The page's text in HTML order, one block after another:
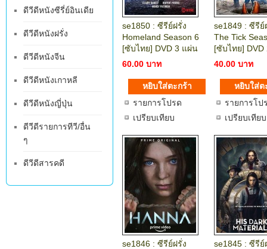
ดีวีดีหนังซีรี่ย์อินเดีย
ดีวีดีหนังฝรั่ง
ดีวีดีหนังจีน
ดีวีดีหนังเกาหลี
ดีวีดีหนังญี่ปุ่น
ดีวีดีรายการทีวี/อื่น
ๆ
ดีวีดีสารคดี
se1850 : ซีรีย์ฝรั่ง
Homeland Season 6
[ซับไทย] DVD 3 แผ่น
60.00 บาท
รายการโปรด
เปรียบเทียบ
se1849 : ซีรีย์
The Tick
[ซับไทย]
40.00 บาท
รายการโป
เปรียบเทียบ
se1846 : ซีรีย์ฝรั่ง
se1845 : ซีรีย์